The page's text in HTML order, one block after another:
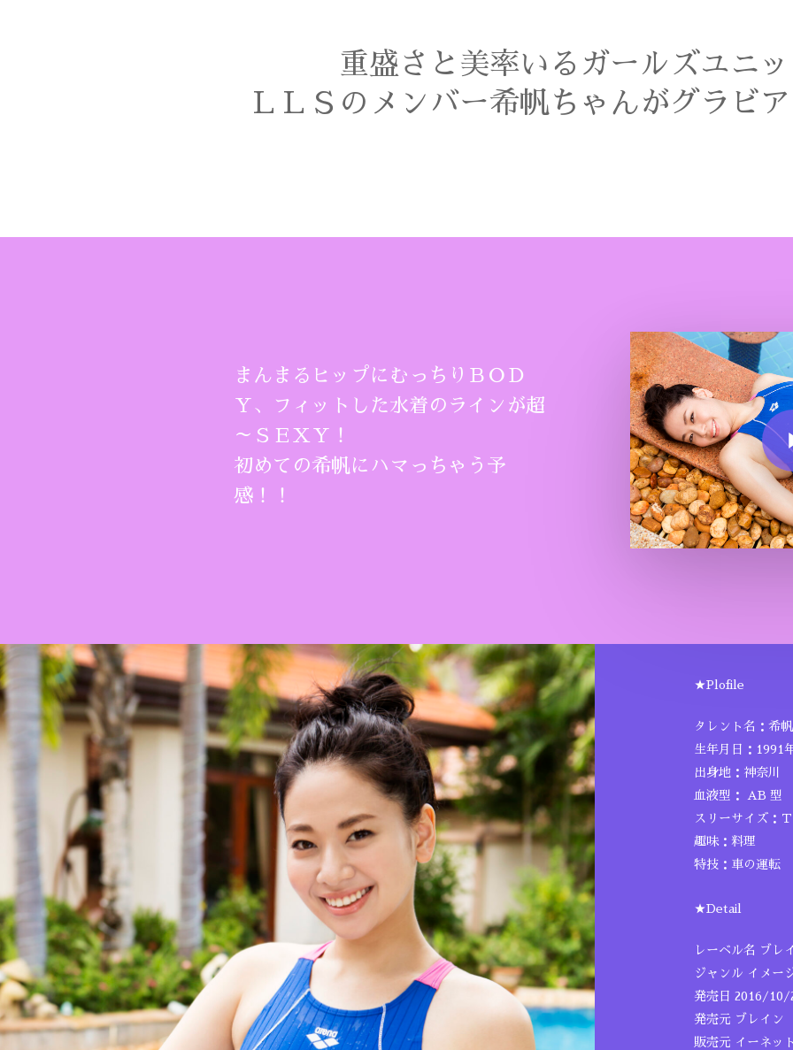
重盛さと美率いるガールズユニッ
ＬＬＳのメンバー希帆ちゃんがグラビア
まんまるヒップにむっちりＢＯＤ
Ｙ、フィットした水着のラインが超
～ＳＥＸＹ！
初めての希帆にハマっちゃう予
感！！
Play
★Plofile
タレント名：希
生年月日：1991
出身地：神奈川
血液型： AB 型
スリーサイズ
趣味：料理
特技：車の運転
★Detail
レーベル名 ブレ
ジャンル イメー
発売日 2016/10/
発売元 ブレイン
販売元 イーネッ